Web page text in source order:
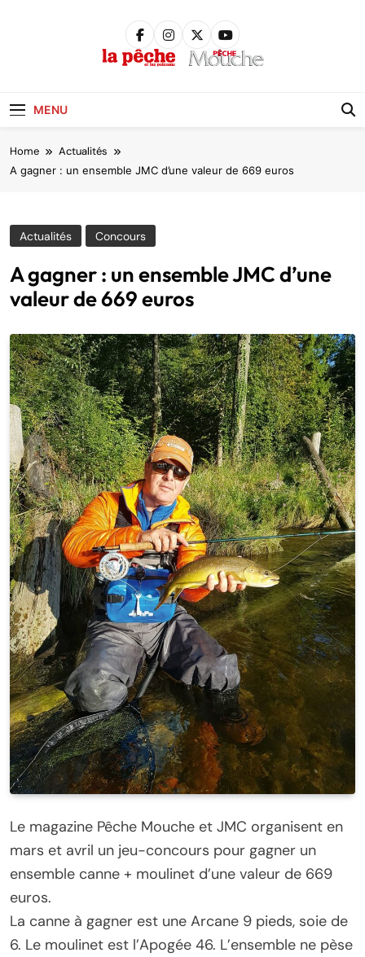
MENU
Home Actualités
A gagner : un ensemble JMC d’une valeur de 669 euros
Actualités Concours
A gagner : un ensemble JMC d’une
valeur de 669 euros
Le magazine Pêche Mouche et JMC organisent en
mars et avril un jeu-concours pour gagner un
ensemble canne + moulinet d’une valeur de 669
euros.
La canne à gagner est une Arcane 9 pieds, soie de
6. Le moulinet est l’Apogée 46. L’ensemble ne pèse